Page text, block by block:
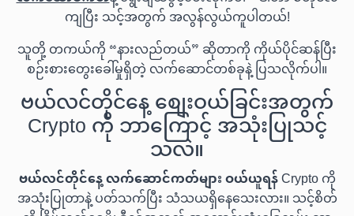
ကျပြီး သင့်အတွက် အလွန်လွယ်ကူပါတယ်!
သူတို့ တကယ်ကို “နားလည်တယ်” ဆိုတာကို ကိုယ်ပိုင်ဆန်ပြီး
စဉ်းစားတွေးခေါ်မှုရှိတဲ့ လက်ဆောင်တစ်ခုနဲ့ ပြသလိုက်ပါ။
ဗယ်လင်တိုင်နေ့ စျေးဝယ်ခြင်းအတွက်
Crypto ကို ဘာကြောင့် အသုံးပြုသင့်
သလဲ။
ဗယ်လင်တိုင်နေ့ လက်ဆောင်ကတ်များ ဝယ်ယူရန်Crypto ကို
အသုံးပြုတာနဲ့ ပတ်သက်ပြီး သံသယရှိနေသေးလား။ သင့်စိတ်